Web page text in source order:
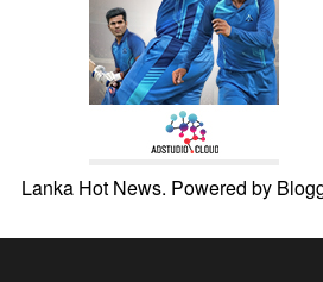
Lanka Hot News. Powered by